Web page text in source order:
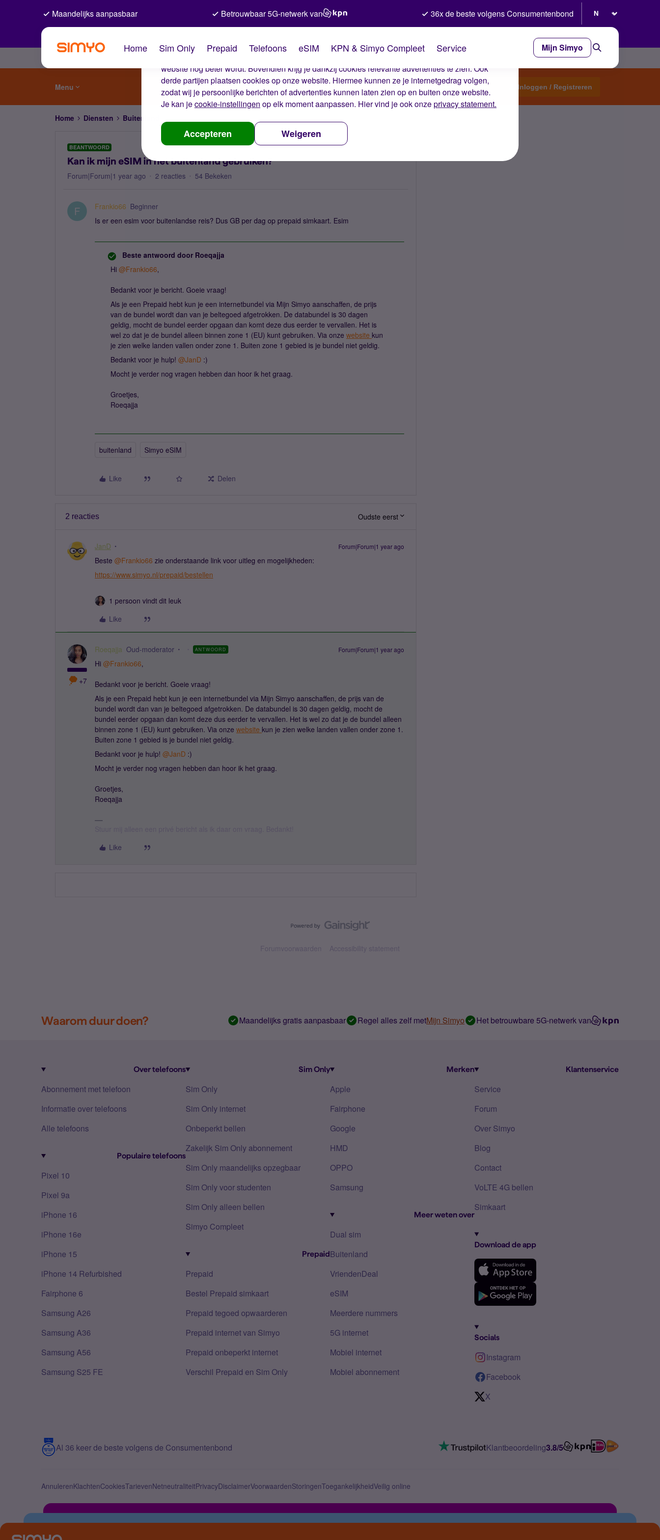
De cookies van Simyo
Wij gebruiken cookies op onze website. Met deze cookies zorgen wij ervoor dat je ervaring op de
website nog beter wordt. Bovendien krijg je dankzij cookies relevante advertenties te zien. Ook
derde partijen plaatsen cookies op onze website. Hiermee kunnen ze je internetgedrag volgen,
zodat wij je persoonlijke berichten of advertenties kunnen laten zien op en buiten onze website.
Je kan jecookie-instellingen op elk moment aanpassen. Hier vind je ook onzeprivacy statement.
Accepteren Weigeren
Maandelijks aanpasbaar Betrouwbaar 5G-netwerk van 36x de beste volgens Consumentenbond
Home Sim Only Prepaid Telefoons eSIM KPN & Simyo Compleet Service Mijn Simyo
Menu Start een topic Inloggen / Registreren
Home Diensten Buitenland
BEANTWOORD
Kan ik mijn eSIM in het buitenland gebruiken?
Forum|Forum|1 year ago 2 reacties 54 Bekeken
F Frankio66 Beginner
Is er een esim voor buitenlandse reis? Dus GB per dag op prepaid simkaart. Esim
Beste antwoord door Roeqajja
Hi ​ @Frankio66,
Bedankt voor je bericht. Goeie vraag!
Als je een Prepaid hebt kun je een internetbundel via Mijn Simyo aanschaffen, de prijs
van de bundel wordt dan van je beltegoed afgetrokken. De databundel is 30 dagen
geldig, mocht de bundel eerder opgaan dan komt deze dus eerder te vervallen. Het is
wel zo dat je de bundel alleen binnen zone 1 (EU) kunt gebruiken. Via onze website kun
je zien welke landen vallen onder zone 1. Buiten zone 1 gebied is je bundel niet geldig.
Bedankt voor je hulp! ​ @JanD :)
Mocht je verder nog vragen hebben dan hoor ik het graag.
Groetjes,
Roeqajja
buitenland Simyo eSIM
Like Delen
2 reacties Oudste eerst
JanD Forum|Forum|1 year ago
Beste ​ @Frankio66 zie onderstaande link voor uitleg en mogelijkheden:
https://www.simyo.nl/prepaid/bestellen
1 persoon vindt dit leuk
Like
+7
Roeqajja Oud-moderator ANTWOORD Forum|Forum|1 year ago
Hi ​ @Frankio66,
Bedankt voor je bericht. Goeie vraag!
Als je een Prepaid hebt kun je een internetbundel via Mijn Simyo aanschaffen, de prijs van de
bundel wordt dan van je beltegoed afgetrokken. De databundel is 30 dagen geldig, mocht de
bundel eerder opgaan dan komt deze dus eerder te vervallen. Het is wel zo dat je de bundel alleen
binnen zone 1 (EU) kunt gebruiken. Via onze website kun je zien welke landen vallen onder zone 1.
Buiten zone 1 gebied is je bundel niet geldig.
Bedankt voor je hulp! ​ @JanD :)
Mocht je verder nog vragen hebben dan hoor ik het graag.
Groetjes,
Roeqajja
Like
Forumvoorwaarden Accessibility statement
Waarom duur doen? Maandelijks gratis aanpasbaar Regel alles zelf metMijn Simyo Het betrouwbare 5G-netwerk van
Over telefoons
Abonnement met telefoon
Informatie over telefoons
Alle telefoons
Populaire telefoons
Pixel 10
Pixel 9a
iPhone 16
iPhone 16e
iPhone 15
iPhone 14 Refurbished
Fairphone 6
Samsung A26
Samsung A36
Samsung A56
Samsung S25 FE
Sim Only
Sim Only
Sim Only internet
Onbeperkt bellen
Zakelijk Sim Only abonnement
Sim Only maandelijks opzegbaar
Sim Only voor studenten
Sim Only alleen bellen
Simyo Compleet
Prepaid
Prepaid
Bestel Prepaid simkaart
Prepaid tegoed opwaarderen
Prepaid internet van Simyo
Prepaid onbeperkt internet
Verschil Prepaid en Sim Only
Merken
Apple
Fairphone
Google
HMD
OPPO
Samsung
Meer weten over
Dual sim
Buitenland
VriendenDeal
eSIM
Meerdere nummers
5G internet
Mobiel internet
Mobiel abonnement
Klantenservice
Service
Forum
Over Simyo
Blog
Contact
VoLTE 4G bellen
Simkaart
Download de app
Socials
Instagram
Facebook
X
Al 36 keer de beste volgens de Consumentenbond Klantbeoordeling3.8/5
AnnulerenKlachtenCookiesTarievenNetneutraliteitPrivacyDisclaimerVoorwaardenStoringenToegankelijkheidVeilig online